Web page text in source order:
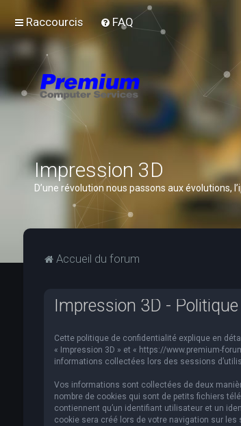
Raccourcis FAQ
Impression 3D
D’une révolution nous passons aux
Accueil du forum
Impression 3D -
Cette politique de confidentialité explique en
« Impression 3D » et « https://www.premium-
informations collectées lors des sessions
Vos informations sont collectées de deux
nombre de cookies qui sont de petits fichiers
contiennent qu’un identifiant utilisateur et un
cookie sera créé lors de votre navigation sur